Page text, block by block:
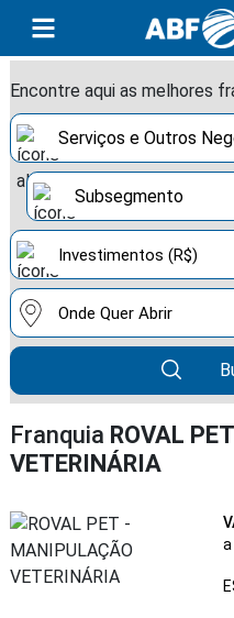
Encontre aqui as melhores
Franquia ROVAL
VETERINÁRIA